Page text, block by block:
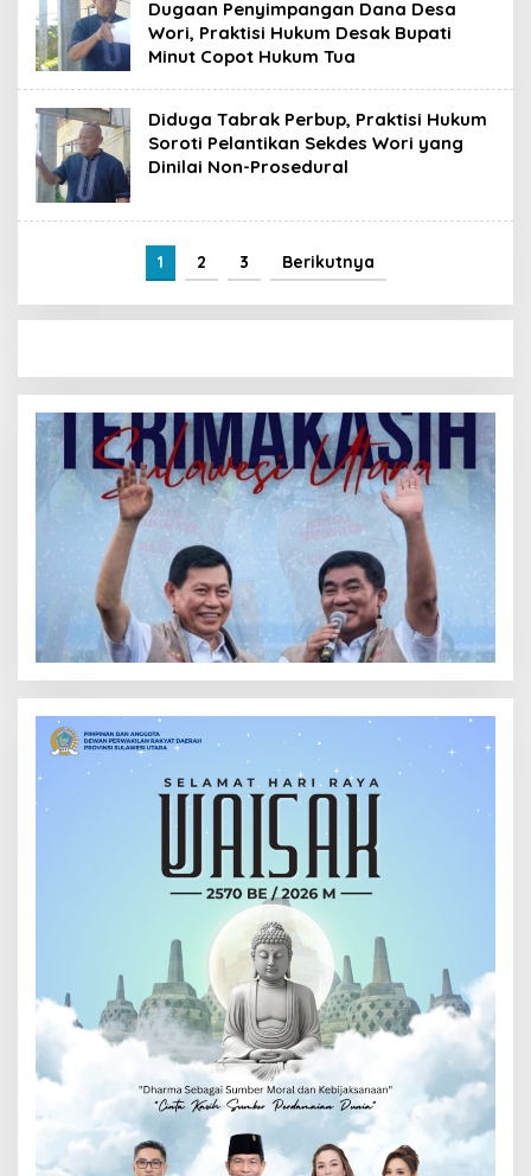
Dugaan Penyimpangan Dana Desa
Wori, Praktisi Hukum Desak Bupati
Minut Copot Hukum Tua
Diduga Tabrak Perbup, Praktisi Hukum
Soroti Pelantikan Sekdes Wori yang
Dinilai Non-Prosedural
1 2 3 Berikutnya